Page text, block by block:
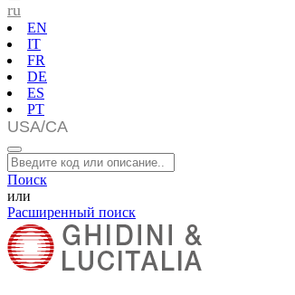
ru
EN
IT
FR
DE
ES
PT
Поиск
или
Расширенный поиск